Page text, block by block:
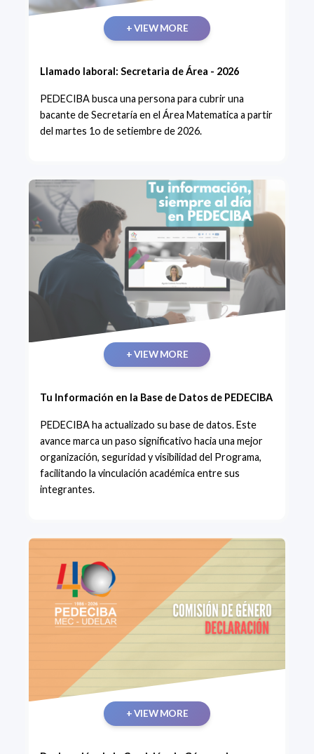
+ VIEW MORE
Llamado laboral: Secretaria de Área - 2026
PEDECIBA busca una persona para cubrir una
bacante de Secretaría en el Área Matematica a partir
del martes 1o de setiembre de 2026.
+ VIEW MORE
Tu Información en la Base de Datos de PEDECIBA
PEDECIBA ha actualizado su base de datos. Este
avance marca un paso significativo hacia una mejor
organización, seguridad y visibilidad del Programa,
facilitando la vinculación académica entre sus
integrantes.
+ VIEW MORE